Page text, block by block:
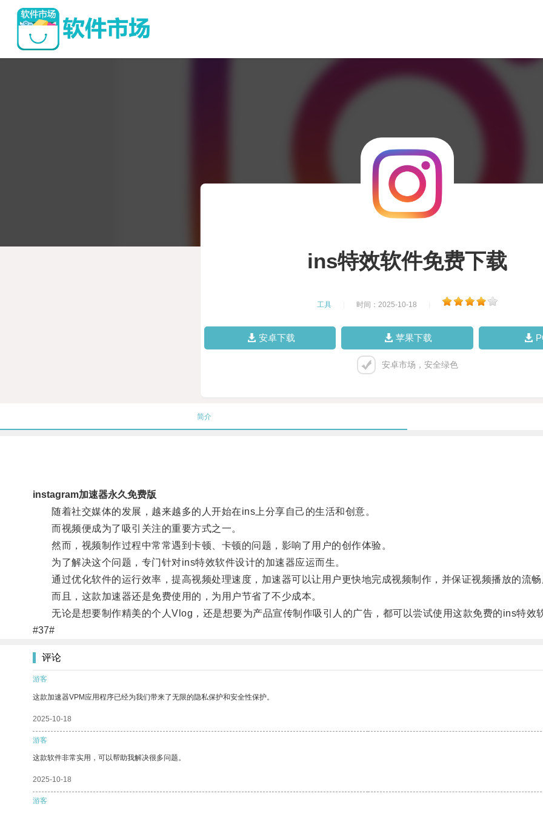
ins特效软件免费下载
工具 时间：2025-10-18
安卓下载 苹果下载
安卓市场，安全绿色
简介
instagram加速器永久免费版
随着社交媒体的发展，越来越多的人开始在ins上分享自己的生活和创意。
而视频便成为了吸引关注的重要方式之一。
然而，视频制作过程中常常遇到卡顿、卡顿的问题，影响了用户的创作体验。
为了解决这个问题，专门针对ins特效软件设计的加速器应运而生。
通过优化软件的运行效率，提高视频处理速度，加速器可以让用户更快地完成视频制作，并保证视频播放的流畅
而且，这款加速器还是免费使用的，为用户节省了不少成本。
无论是想要制作精美的个人Vlog，还是想要为产品宣传制作吸引人的广告，都可以尝试使用这款免费的ins特效
#37#
评论
游客
这款加速器VPM应用程序已经为我们带来了无限的隐私保护和安全性保护。
2025-10-18
游客
这款软件非常实用，可以帮助我解决很多问题。
2025-10-18
游客